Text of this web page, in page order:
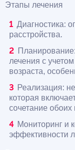
Этапы лечения
Диагностика:
расстройства.
лечения с
возраста,
Реализация:
которая
сочетание обоих
Мониторинг и
эффективности